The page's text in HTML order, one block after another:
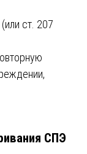
ст. 207
СПЭ